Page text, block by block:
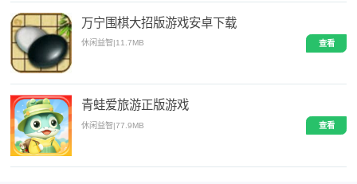
万宁围棋大招版游戏安卓下载
休闲益智|11.7MB 查看
青蛙爱旅游正版游戏
休闲益智|77.9MB 查看